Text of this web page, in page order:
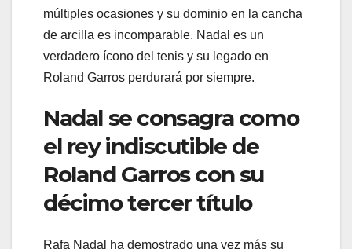
múltiples ocasiones y su dominio en la cancha
de arcilla es incomparable. Nadal es un
verdadero ícono del tenis y su legado en
Roland Garros perdurará por siempre.
Nadal se consagra como
el rey indiscutible de
Roland Garros con su
décimo tercer título
Rafa Nadal ha demostrado una vez más su